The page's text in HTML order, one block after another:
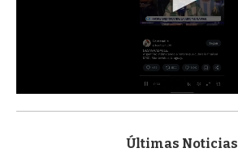
s
Últimas Noticias